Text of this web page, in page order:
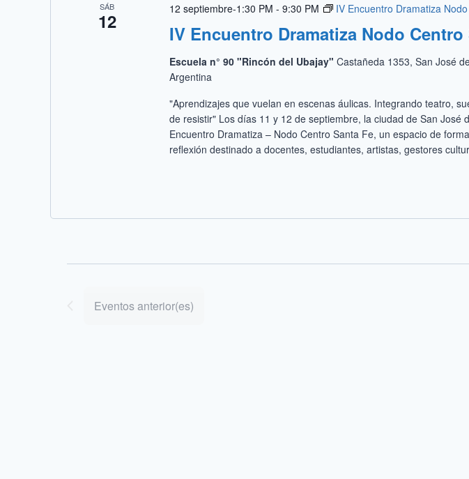
SÁB
12
IV Encuentro Dramatiza Nodo Centro
12 septiembre-1:30 PM - 9:30 PM IV Encuentro Dramatiza
Escuela n° 90 "Rincón del Ubajay" Castañeda 1353, San José
Argentina
"Aprendizajes que vuelan en escenas áulicas. Integrando teatro,
de resistir" Los días 11 y 12 de septiembre, la ciudad de San José
Encuentro Dramatiza – Nodo Centro Santa Fe, un espacio de
reflexión destinado a docentes, estudiantes, artistas, gestores
Eventosanterior(es)